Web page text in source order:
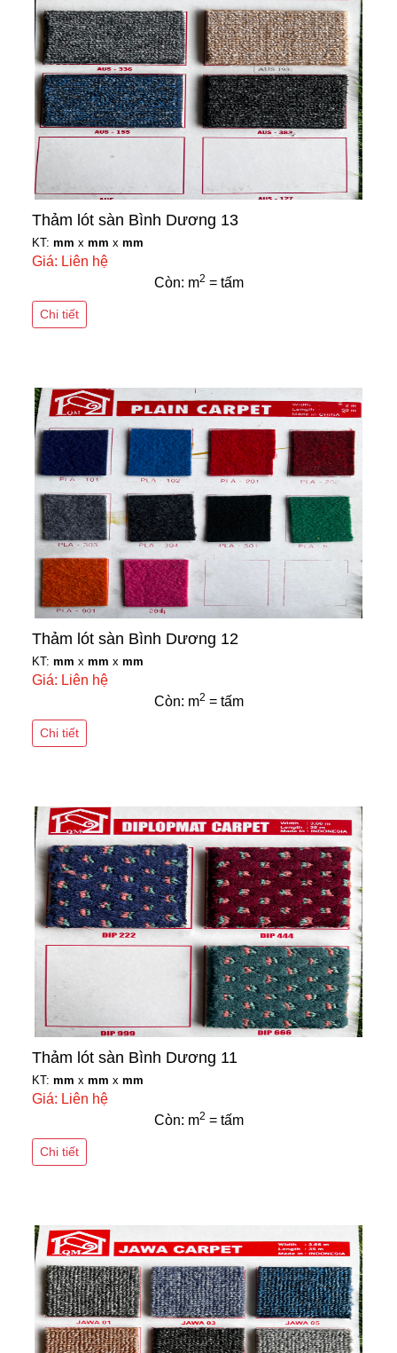
Thảm lót sàn Bình Dương 13
KT: mm x mm x mm
Giá: Liên hệ
Còn: m2 = tấm
Chi tiết
Thảm lót sàn Bình Dương 12
KT: mm x mm x mm
Giá: Liên hệ
Còn: m2 = tấm
Chi tiết
Thảm lót sàn Bình Dương 11
KT: mm x mm x mm
Giá: Liên hệ
Còn: m2 = tấm
Chi tiết